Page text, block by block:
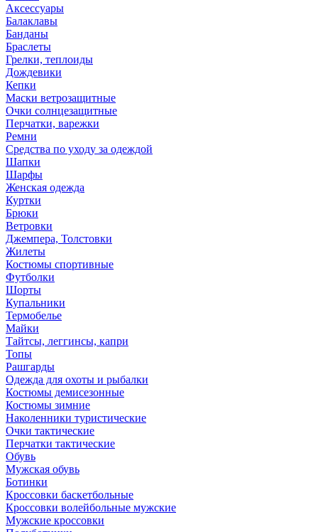
Аксессуары
Балаклавы
Банданы
Браслеты
Грелки, теплоиды
Дождевики
Кепки
Маски ветрозащитные
Очки солнцезащитные
Перчатки, варежки
Ремни
Средства по уходу за одеждой
Шапки
Шарфы
Женская одежда
Куртки
Брюки
Ветровки
Джемпера, Толстовки
Жилеты
Костюмы спортивные
Футболки
Шорты
Купальники
Термобелье
Майки
Тайтсы, леггинсы, капри
Топы
Рашгарды
Одежда для охоты и рыбалки
Костюмы демисезонные
Костюмы зимние
Наколенники туристические
Очки тактические
Перчатки тактические
Обувь
Мужская обувь
Ботинки
Кроссовки баскетбольные
Кроссовки волейбольные мужские
Мужские кроссовки